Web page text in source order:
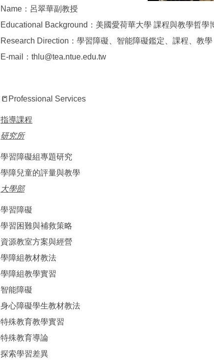
Name：呂翠華副教授
Educational Background：美國愛荷華大學 課程與教學哲學
Research Direction：學習障礙、智能障礙鑑定、課程、教學
E-mail：thlu@tea.ntue.edu.tw
📒Professional Services
指導課程
研究所
學習障礙組專題研究
學障兒童的評量與教學
大學部
學習障礙
學習困難與補救策略
資源教室方案與經營
學障組教材教法
學障組教學實習
智能障礙
身心障礙學生教材教法
特殊教育教學實習
特殊教育導論
探索學習差異